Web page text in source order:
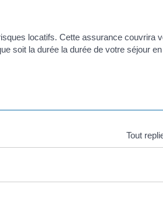
locatifs. Cette assurance couvrira
soit la durée la durée de votre séjour
Tout